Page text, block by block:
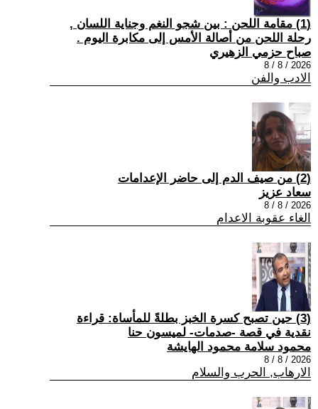
(1) مقامة اللحن : بين شجو النغم وجناية اللسان ,
رحلة اللحن من أصالة الأمس إلى مكابرة اليوم .
صباح حزمي الزهيري
2026 / 8 / 8
الادب والفن
(2) من صيف الدم إلى حاضر الإعدامات
سعاد عزيز
2026 / 8 / 8
الغاء عقوبة الاعدام
(3) حين تصبح كسرة الخبز بطلةً للمأساة: قراءة
نقدية في قصة -صدمات- لميسون حنا
محمود سلامة محمود الهايشة
2026 / 8 / 8
الارهاب, الحرب والسلام